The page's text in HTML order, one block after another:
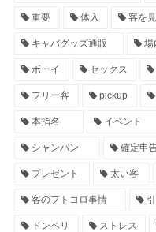
重要 体入 客を
キャバグッズ通販 場
ボーイ セックス
フリー客 pickup
本指名 イベント
シャンパン 確定申
プレゼント 太い客
客のフトコロ事情
ドンペリ ストレス